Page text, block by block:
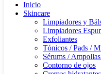
Inicio
Skincare
Limpiadores y
Limpiadores
Exfoliantes
Tónicos / Pads /
Sérums /
Contorno de ojos